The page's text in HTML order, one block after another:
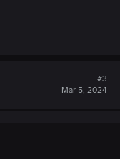
и в
#3
Mar 5, 2024